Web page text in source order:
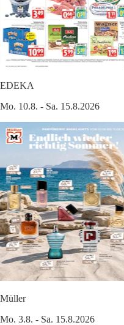
EDEKA
Mo. 10.8. - Sa. 15.8.2026
Müller
Mo. 3.8. - Sa. 15.8.2026